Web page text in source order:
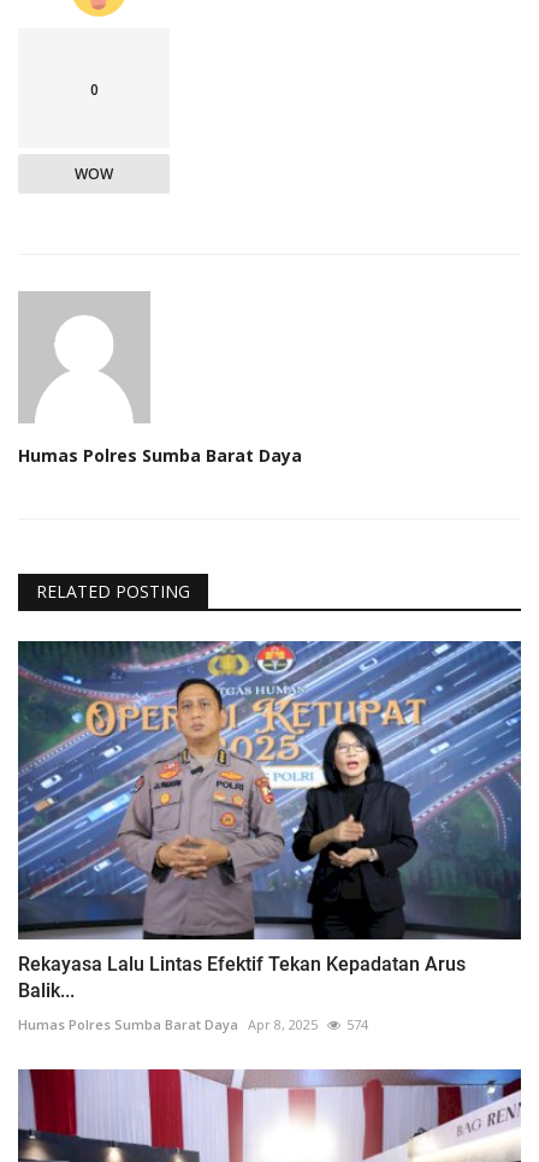
0
WOW
Humas Polres Sumba Barat Daya
RELATED POSTING
Rekayasa Lalu Lintas Efektif Tekan Kepadatan Arus
Balik...
Humas Polres Sumba Barat Daya Apr 8, 2025 574